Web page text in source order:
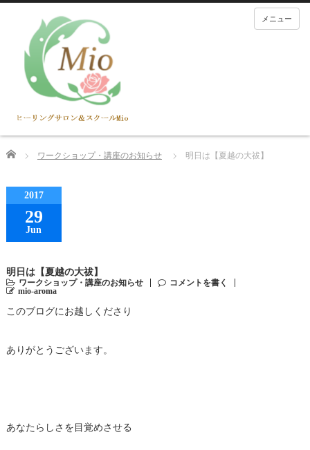
メニュー
Home ワークショップ・講座のお知らせ 明日は【夏越の大祓】
2017
29
Jun
明日は【夏越の大祓】
ワークショップ・講座のお知らせ
コメントを書く
mio-aroma
このブログにお越しくださり
ありがとうございます。
あなたらしさを目覚めさせる